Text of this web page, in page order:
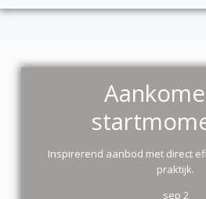
Inspirerend aanbod met direct
praktijk.
sep 2